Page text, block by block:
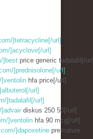
]tetracycline[/url]
]acyclovir[/url]
]best price generic tadalafil[/
]prednisolone[/url]
hfa price[/url]
url]
]tadalafil[/url]
diskus 250 50[/url]
]ventolin hfa 90 mcg[/url]
]dapoxetine premature